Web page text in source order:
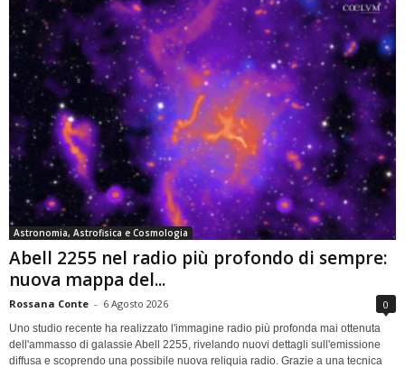
Astronomia, Astrofisica e Cosmologia
Abell 2255 nel radio più profondo di sempre:
nuova mappa del...
Rossana Conte - 6 Agosto 2026 0
Uno studio recente ha realizzato l'immagine radio più profonda mai ottenuta
dell'ammasso di galassie Abell 2255, rivelando nuovi dettagli sull'emissione
diffusa e scoprendo una possibile nuova reliquia radio. Grazie a una tecnica